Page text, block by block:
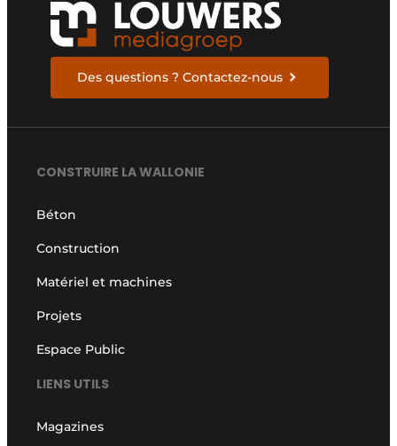
Des questions ? Contactez-nous
CONSTRUIRE LA WALLONIE
Béton
Construction
Matériel et machines
Projets
Espace Public
LIENS UTILS
Magazines